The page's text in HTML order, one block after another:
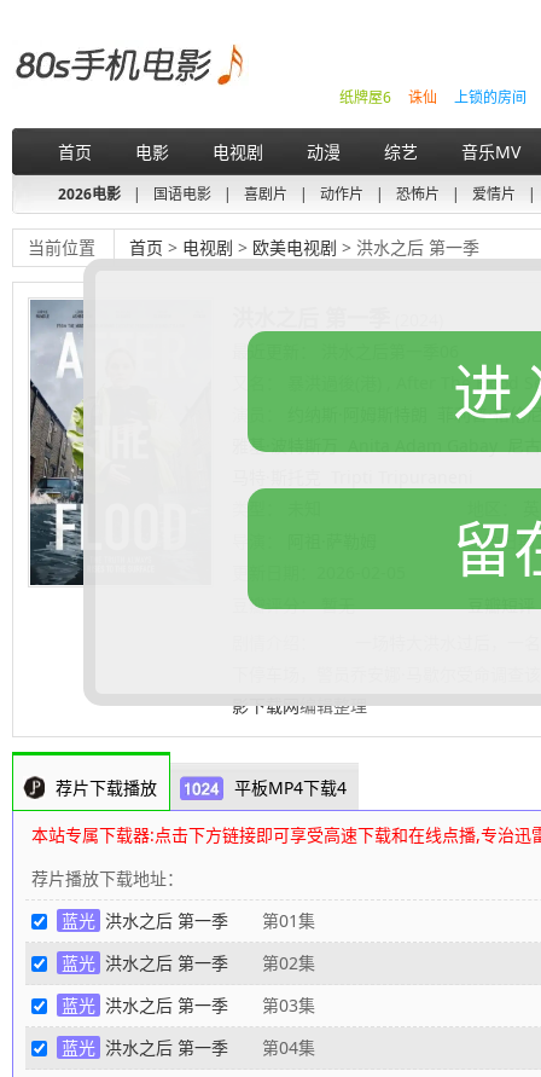
上锁的房间
诛仙
纸牌屋6
首页 电影 电视剧 动漫 综艺 音乐MV
2026电影 | 国语电影 | 喜剧片 | 动作片 | 恐怖片 | 爱情片 |
当前位置 首页 > 电视剧 > 欧美电视剧 > 洪水之后 第一季
最近更新： 洪水之后第一季06
暴洪過後(港) , After The Flood
菲利普·格伦
雅基·波特斯万
类型：
上映日期
豆瓣评分：暂无
豆瓣短评
影下载网编辑整理
荐片下载播放 平板MP4下载4
本站专属下载器:点击下方链接即可享受高速下载和在线点播,专治迅
荐片播放下载地址：
蓝光 洪水之后 第一季 第01集
蓝光 洪水之后 第一季 第02集
蓝光 洪水之后 第一季 第03集
蓝光 洪水之后 第一季 第04集
进
留